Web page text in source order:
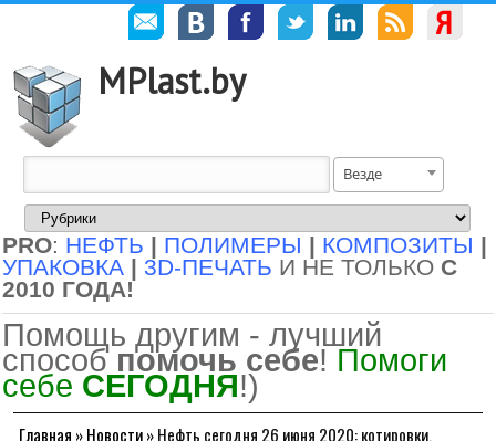
MPlast.by
Везде
PRO: НЕФТЬ | ПОЛИМЕРЫ | КОМПОЗИТЫ |
УПАКОВКА | 3D-ПЕЧАТЬ И НЕ ТОЛЬКО С
2010 ГОДА!
Помощь другим - лучший
способ помочь себе! Помоги
себе СЕГОДНЯ!)
Главная »Новости»Нефть сегодня 26 июня 2020: котировки,